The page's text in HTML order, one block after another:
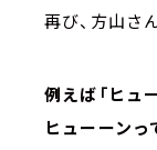
再び、方山さ
例えば「ヒュ
ヒューーン